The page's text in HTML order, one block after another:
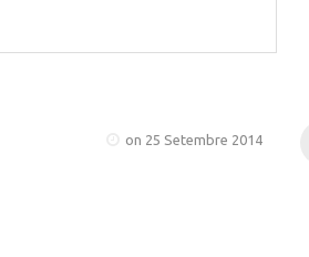
on 25 Setembre 2014